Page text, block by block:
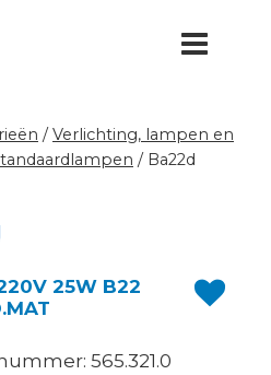
/ Verlichting, lampen en
/ Ba22d
25W B22
565.321.0